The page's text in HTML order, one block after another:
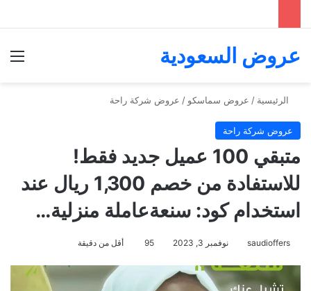
عروض السعودية
الرئيسية / عروض سماسكو / عروض شركة راحة
عروض شركة راحة
متبقي 100 عميل جديد فقط!
للاستفادة من خصم 1,300 ريال عند
استخدام كود: سنعةعاملة منزلية…
saudioffers نوفمبر 3, 2023 95 أقل من دقيقة